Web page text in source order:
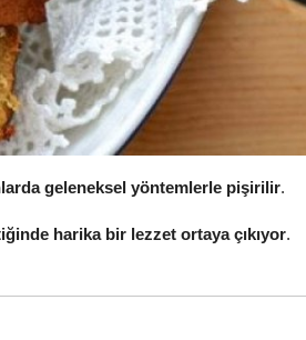
geleneksel yöntemlerle pişirilir.
harika bir lezzet ortaya çıkıyor.